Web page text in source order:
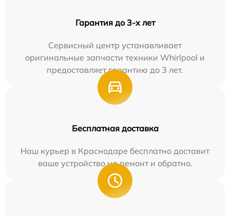
Гарантия до 3-х лет
Сервисный центр устанавливает
оригинальные запчасти техники Whirlpool и
предоставляет гарантию до 3 лет.
Бесплатная доставка
Наш курьер в Краснодаре бесплатно доставит
ваше устройство на ремонт и обратно.